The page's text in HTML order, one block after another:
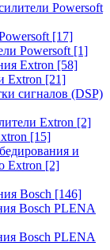
Powersoft
[17]
Powersoft [1]
Extron [58]
Extron [21]
сигналов (DSP)
Extron [2]
[15]
и
Extron [2]
Bosch [146]
Bosch PLENA
Bosch PLENA